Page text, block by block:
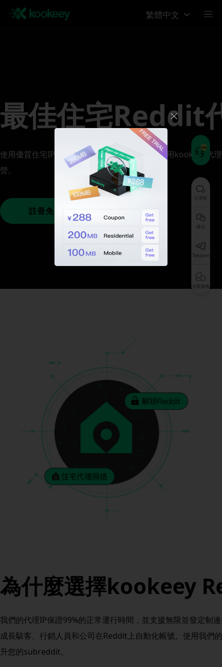
繁體中文
最佳住宅Reddit
使用優質住宅IP解鎖Reddit的全部潛力。今天使用kookeey代
營。
註冊免費試用
為什麼選擇kookeey
我們的代理IP保證99%的正常運行時間，並支援無限並發定制
成長駭客、行銷人員和公司在Reddit上自動化帳號。使用我們
升您的subreddit。
公衆號
微信
Telegram
企業服務